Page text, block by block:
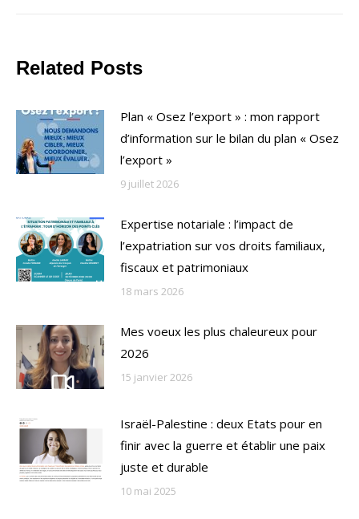
Related Posts
Plan « Osez l’export » : mon rapport
d’information sur le bilan du plan « Osez
l’export »
9 juillet 2026
Expertise notariale : l’impact de
l’expatriation sur vos droits familiaux,
fiscaux et patrimoniaux
18 mars 2026
Mes voeux les plus chaleureux pour
2026
15 janvier 2026
Israël-Palestine : deux Etats pour en
finir avec la guerre et établir une paix
juste et durable
10 mai 2025